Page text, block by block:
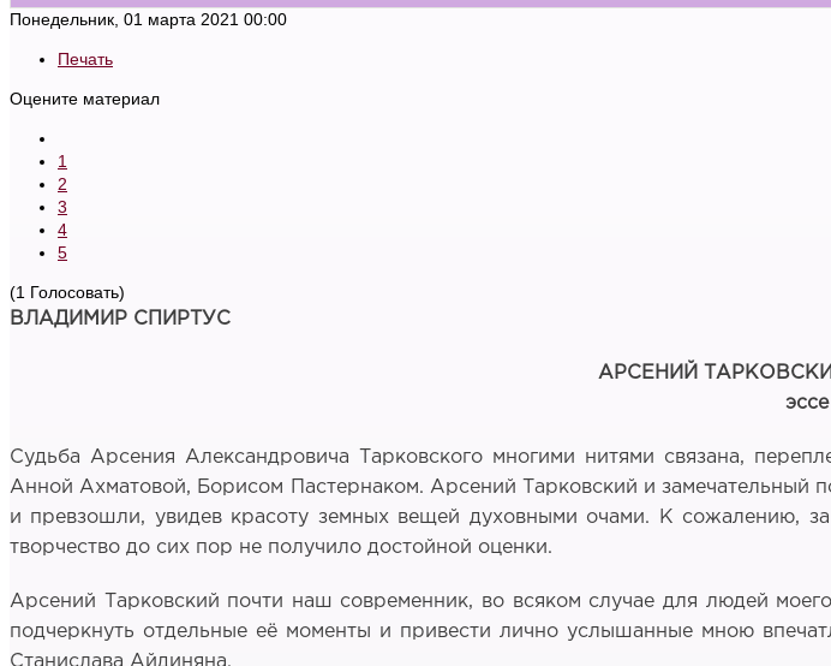
Понедельник, 01 марта 2021 00:00
Печать
Оцените материал
1
2
3
4
5
(1 Голосовать)
ВЛАДИМИР СПИРТУС
АРСЕНИЙ
эссе
Судьба Арсения Александровича Тарковского многими нитями связана,
Анной Ахматовой, Борисом Пастернаком. Арсений Тарковский и
и превзошли, увидев красоту земных вещей духовными очами. К сожалению,
творчество до сих пор не получило достойной оценки.
Арсений Тарковский почти наш современник, во всяком случае для людей
подчеркнуть отдельные её моменты и привести лично услышанные мною
Станислава Айдиняна.